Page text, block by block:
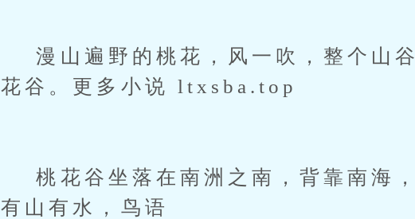
漫山遍野的桃花，风一吹，整个山
花谷。更多小说 ltxsba.top
桃花谷坐落在南洲之南，背靠南海
有山有水，鸟语